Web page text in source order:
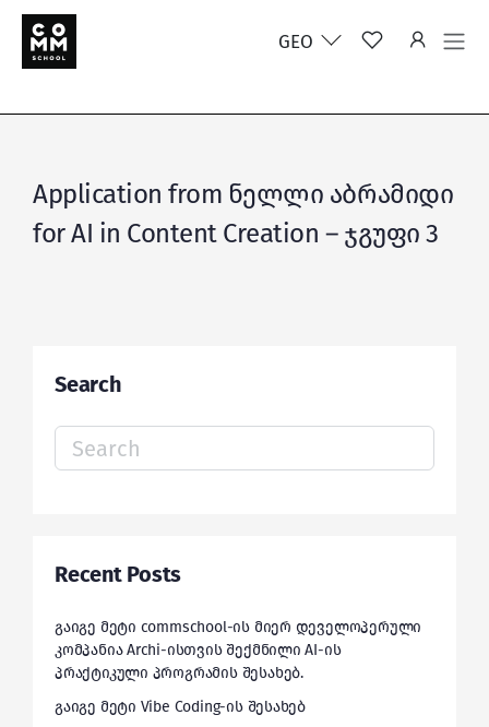
GEO
Application from ნელლი აბრამიდი
for AI in Content Creation – ჯგუფი 3
Search
Search
for:
Recent Posts
გაიგე მეტი commschool-ის მიერ დეველოპერული
კომპანია Archi-ისთვის შექმნილი AI-ის
პრაქტიკული პროგრამის შესახებ.
გაიგე მეტი Vibe Coding-ის შესახებ